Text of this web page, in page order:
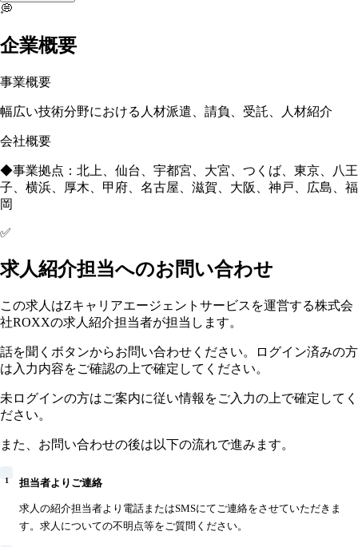
💭
企業概要
事業概要
幅広い技術分野における人材派遣、請負、受託、人材紹介
会社概要
◆事業拠点：北上、仙台、宇都宮、大宮、つくば、東京、八王
子、横浜、厚木、甲府、名古屋、滋賀、大阪、神戸、広島、福
岡
✅
求人紹介担当へのお問い合わせ
この求人はZキャリアエージェントサービスを運営する株式会
社ROXXの求人紹介担当者が担当します。
話を聞くボタンからお問い合わせください。ログイン済みの方
は入力内容をご確認の上で確定してください。
未ログインの方はご案内に従い情報をご入力の上で確定してく
ださい。
また、お問い合わせの後は以下の流れで進みます。
1 担当者よりご連絡
求人の紹介担当者より電話またはSMSにてご連絡をさせていただきま
す。求人についての不明点等をご質問ください。